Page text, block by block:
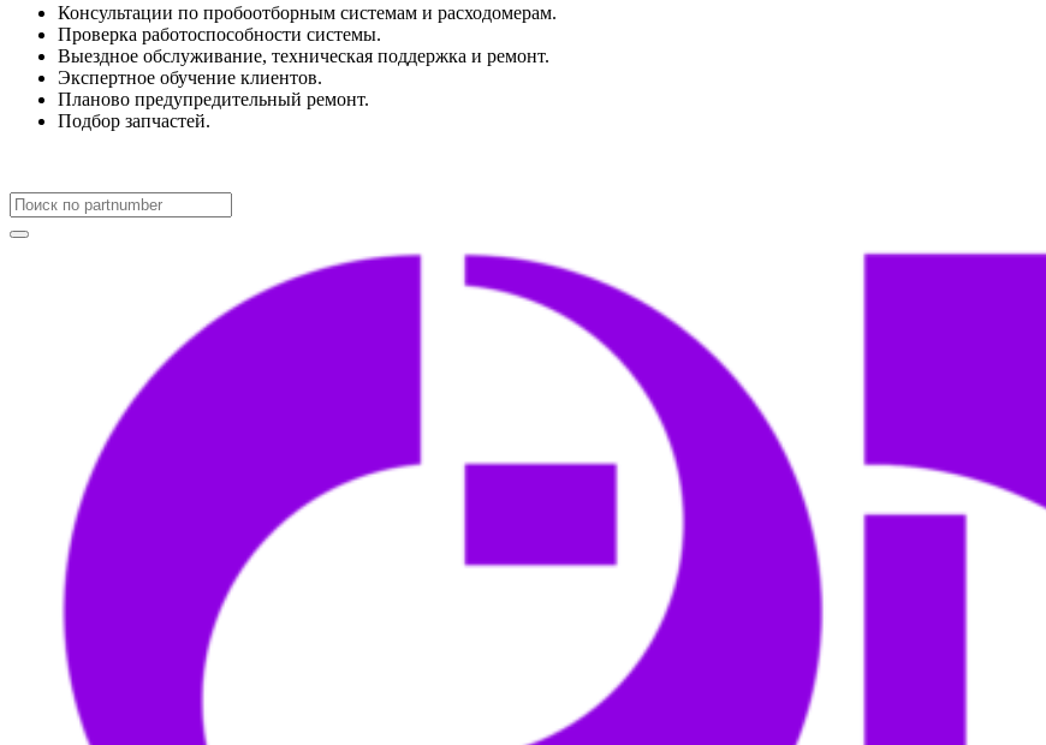
Консультации по пробоотборным системам и расходомерам.
Проверка работоспособности системы.
Выездное обслуживание, техническая поддержка и ремонт.
Экспертное обучение клиентов.
Планово предупредительный ремонт.
Подбор запчастей.